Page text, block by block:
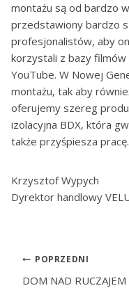
montażu są od bardzo
przedstawiony bardzo
profesjonalistów, aby
korzystali z bazy filmów
YouTube. W Nowej
montażu, tak aby
oferujemy szereg
izolacyjna BDX, która
także przyśpiesza pracę.
Krzysztof Wypych
Dyrektor handlowy
POPRZEDNI
DOM NAD RUCZAJEM